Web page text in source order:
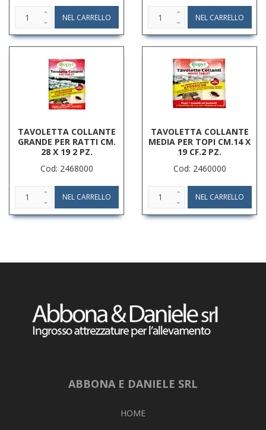
TAVOLETTA COLLANTE
GRANDE PER RATTI CM.
28 X 19 2 PZ.
Cod: 2468000
TAVOLETTA COLLANTE
MEDIA PER TOPI CM.14 X
19 CF.2 PZ.
Cod: 2460000
ABBONA E DANIELE SRL
HOME